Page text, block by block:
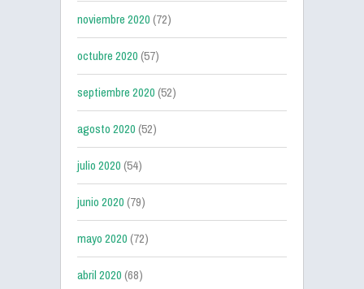
noviembre 2020(72)
octubre 2020(57)
septiembre 2020(52)
agosto 2020(52)
julio 2020(54)
junio 2020(79)
mayo 2020(72)
abril 2020(68)